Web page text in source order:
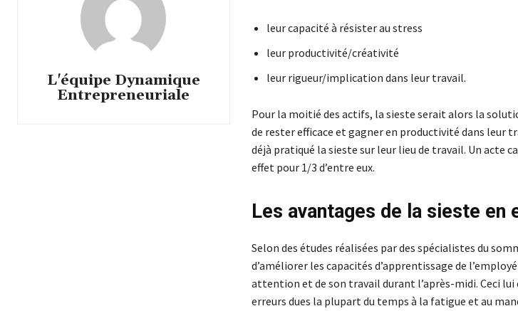
L'équipe Dynamique
Entrepreneuriale
leur capacité à résister au stress
leur productivité/créativité
leur rigueur/implication dans leur travail.
Pour la moitié des actifs, la sieste serait alors la
de rester efficace et gagner en productivité dans leur
déjà pratiqué la sieste sur leur lieu de travail. Un acte
effet pour 1/3 d’entre eux.
Les avantages de la sieste en
Selon des études réalisées par des spécialistes du
d’améliorer les capacités d’apprentissage de
attention et de son travail durant l’après-midi. Ceci
erreurs dues la plupart du temps à la fatigue et au